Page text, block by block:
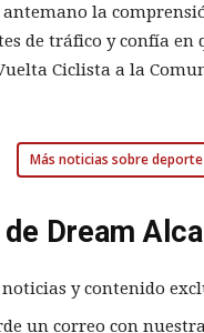
la
de tráfico y confía
Ciclista a la
Más noticias sobre
Dream
y contenido
un correo con